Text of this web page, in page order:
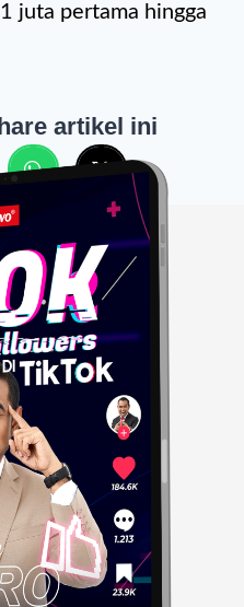
juta pertama hingga
artikel ini